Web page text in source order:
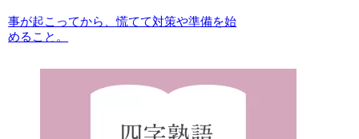
事が起こってから、慌てて対策や準備を始
めること。